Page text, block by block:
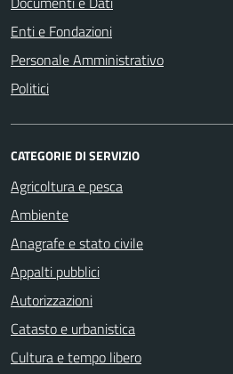
Enti e Fondazioni
Personale Amministrativo
Politici
CATEGORIE DI SERVIZIO
Agricoltura e pesca
Ambiente
Anagrafe e stato civile
Appalti pubblici
Autorizzazioni
Catasto e urbanistica
Cultura e tempo libero